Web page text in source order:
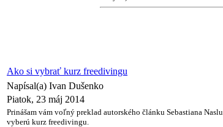
Ako si vybrať kurz freedivingu
Napísal(a) Ivan Dušenko
Piatok, 23 máj 2014
Prinášam vám voľný preklad autorského článku Sebastiana
vyberú kurz freedivingu.